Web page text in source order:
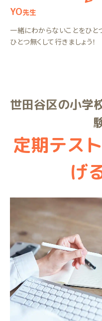
YO先生
一緒にわからないことをひと
ひとつ無くして行きましょう！
世田谷区の小学
定期テス
げ